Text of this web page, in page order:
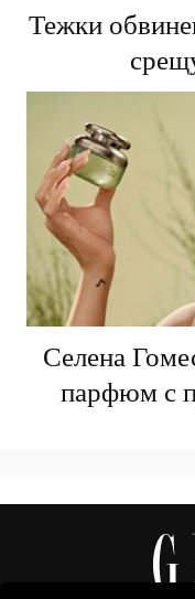
Тежки
Селена
парфюм с